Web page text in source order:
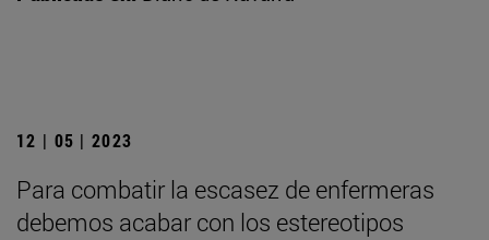
12 | 05 | 2023
Para combatir la escasez de enfermeras
debemos acabar con los estereotipos